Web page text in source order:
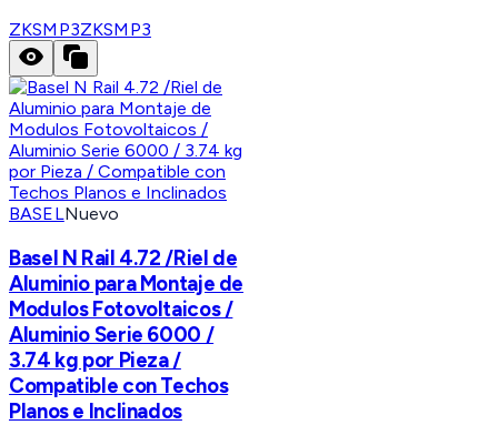
ZKSMP3ZKSMP3
BASELNuevo
Basel N Rail 4.72 /Riel de
Aluminio para Montaje de
Modulos Fotovoltaicos /
Aluminio Serie 6000 /
3.74 kg por Pieza /
Compatible con Techos
Planos e Inclinados